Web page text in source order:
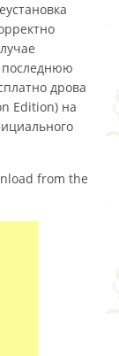
последнюю
дрова
Edition) на
from the